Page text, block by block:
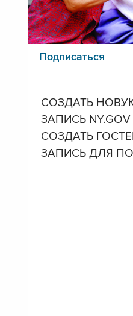
Подписаться
СОЗДАТЬ
ЗАПИСЬ NY.GOV
СОЗДАТЬ
ЗАПИСЬ ДЛЯ